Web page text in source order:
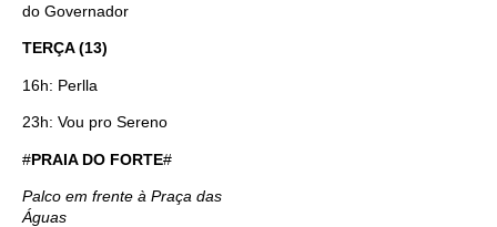
do Governador
TERÇA (13)
16h: Perlla
23h: Vou pro Sereno
#PRAIA DO FORTE#
Palco em frente à Praça das
Águas